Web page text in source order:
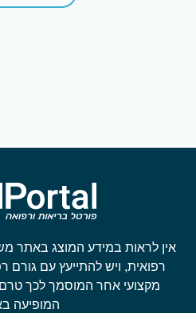
אין לראות במידע המוצג באתר
רפואית, ויש להתייעץ עם גורם
מקצועי אחר המוסמך לכך
המופיעה